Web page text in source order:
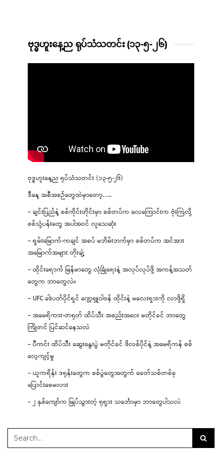
ဗုဒ္ဓဟူးနေ့ည ရုပ်သံသတင်း (၁၃-၅-၂၆)
ဗုဒ္ဓဟူးနေ့ည ရုပ်သံသတင်း (၁၃-၅-၂၆)
ဒီနေ့ အစီအစဉ်တွေထဲမှာတော့…..
– ချင်းပြည်နဲ့ စစ်ကိုင်းတိုင်းမှာ စစ်တပ်က လေကြောင်းက ဗုံးကြဲလို့
စစ်သုံ့ပန်းတွေ အပါအဝင် လူသေဆုံး
– ရှမ်းမြောက်-ကချင် အစပ် မဘိမ်းဘက်မှာ စစ်တပ်က အင်အား
အမြောက်အများ တိုးချဲ့
– ထိုင်းရောက် မြန်မာတွေ လုံခြုံရေးနဲ့ အလုပ်လုပ်ဖို့ အကန့်အသတ်
တွေက ဘာတွေလဲ။
– UFC ခါးပတ်ပိုင်ရှင် ဂျော့ရှူဝါဗန် ထိုင်းနဲ့ မလေးရှားကို လာဖို့ရှိ
– အမေရိကား-တရုတ် ထိပ်သီး အစည်းအဝေး မတိုင်ခင် ဘာတွေ
ကြိုတင် ပြင်ဆင်နေသလဲ
– ပီကင်း ထိပ်သီး ဆွေးနွေးပွဲ မတိုင်ခင် ဖိလစ်ပိုင်နဲ့ အမေရိကန် စစ်
လေ့ကျင့်မှု
– ယူကရိန်း ဒရုန်းတွေက စစ်ပွဲတွေအတွက် ခေတ်သစ်တစ်ခု
ပြောင်းစေမလား
– ၂ နှစ်ကျော်က မြုပ်သွားတဲ့ ရုရှား သင်္ဘောမှာ ဘာတွေပါသလဲ